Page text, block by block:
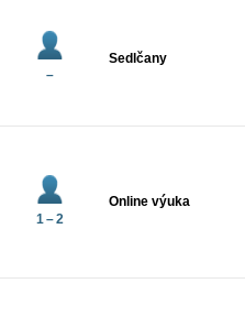
–
Sedlčany
1 – 2
Online výuka